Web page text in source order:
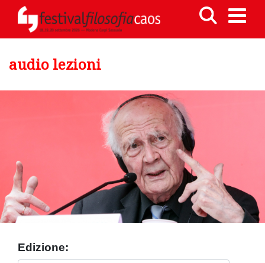
audio lezioni
Edizione: